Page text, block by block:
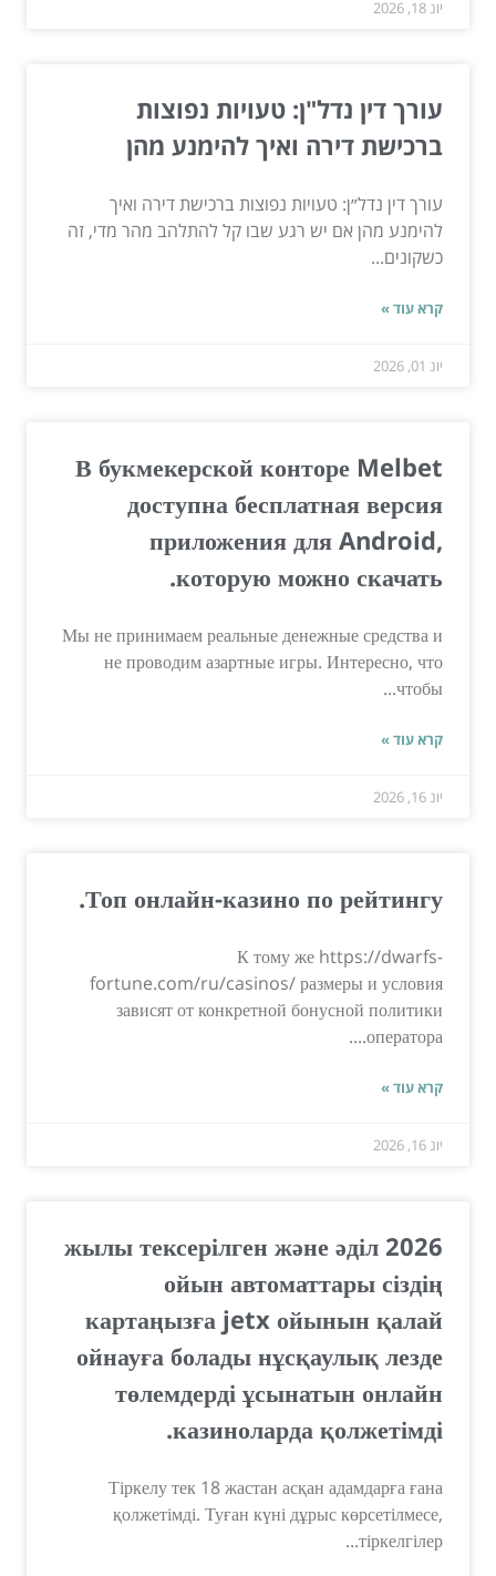
יונ 18, 2026
עורך דין נדל"ן: טעויות נפוצות
ברכישת דירה ואיך להימנע מהן
עורך דין נדל״ן: טעויות נפוצות ברכישת דירה ואיך
להימנע מהן אם יש רגע שבו קל להתלהב מהר מדי, זה
כשקונים...
קרא עוד »
יונ 01, 2026
В букмекерской конторе Melbet
доступна бесплатная версия
приложения для Android,
которую можно скачать.
Мы не принимаем реальные денежные средства и
не проводим азартные игры. Интересно, что
чтобы...
קרא עוד »
יונ 16, 2026
Топ онлайн-казино по рейтингу.
К тому же https://dwarfs-
fortune.com/ru/casinos/ размеры и условия
зависят от конкретной бонусной политики
оператора....
קרא עוד »
יונ 16, 2026
2026 жылы тексерілген және әділ
ойын автоматтары сіздің
картаңызға jetx ойынын қалай
ойнауға болады нұсқаулық лезде
төлемдерді ұсынатын онлайн
казиноларда қолжетімді.
Тіркелу тек 18 жастан асқан адамдарға ғана
қолжетімді. Туған күні дұрыс көрсетілмесе,
тіркелгілер...